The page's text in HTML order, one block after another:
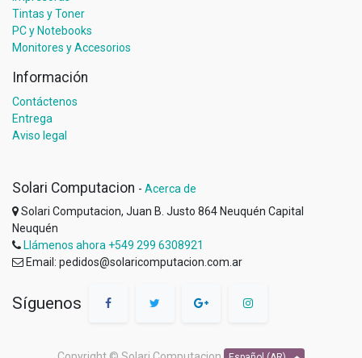
Tintas y Toner
PC y Notebooks
Monitores y Accesorios
Información
Contáctenos
Entrega
Aviso legal
Solari Computacion - Acerca de
Solari Computacion, Juan B. Justo 864 Neuquén Capital
Neuquén
Llámenos ahora +549 299 6308921
Email: pedidos@solaricomputacion.com.ar
Síguenos